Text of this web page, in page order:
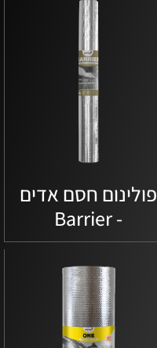
פולינום חסם אדים
- Barrier